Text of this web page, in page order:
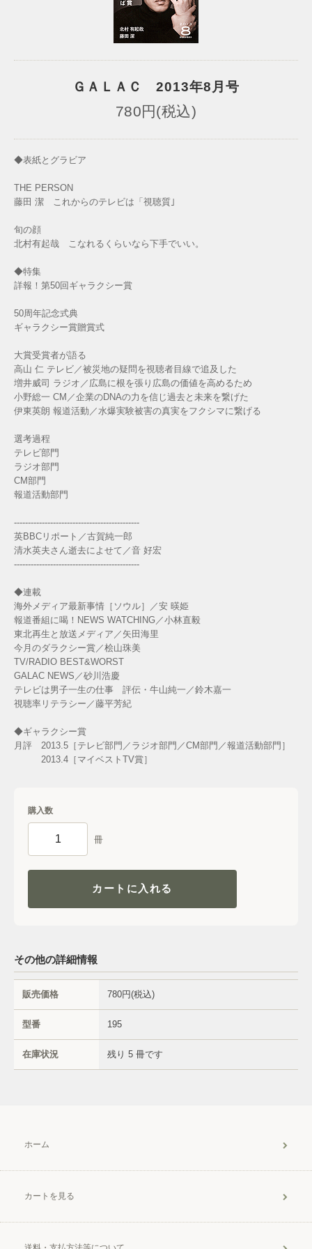
ＧＡＬＡＣ 2013年8月号
780円(税込)
◆表紙とグラビア
THE PERSON
藤田 潔 これからのテレビは「視聴質｣
旬の顔
北村有起哉 こなれるくらいなら下手でいい。
◆特集
詳報！第50回ギャラクシー賞
50周年記念式典
ギャラクシー賞贈賞式
大賞受賞者が語る
高山 仁 テレビ／被災地の疑問を視聴者目線で追及した
増井威司 ラジオ／広島に根を張り広島の価値を高めるため
小野総一 CM／企業のDNAの力を信じ過去と未来を繋げた
伊東英朗 報道活動／水爆実験被害の真実をフクシマに繋げる
選考過程
テレビ部門
ラジオ部門
CM部門
報道活動部門
---------------------------------------------
英BBCリポート／古賀純一郎
清水英夫さん逝去によせて／音 好宏
---------------------------------------------
◆連載
海外メディア最新事情［ソウル］／安 暎姫
報道番組に喝！NEWS WATCHING／小林直毅
東北再生と放送メディア／矢田海里
今月のダラクシー賞／桧山珠美
TV/RADIO BEST&WORST
GALAC NEWS／砂川浩慶
テレビは男子一生の仕事 評伝・牛山純一／鈴木嘉一
視聴率リテラシー／藤平芳紀
◆ギャラクシー賞
月評 2013.5［テレビ部門／ラジオ部門／CM部門／報道活動部門］
2013.4［マイベストTV賞］
購入数
冊
カートに入れる
その他の詳細情報
販売価格 780円(税込)
型番 195
在庫状況 残り 5 冊です
ホーム
カートを見る